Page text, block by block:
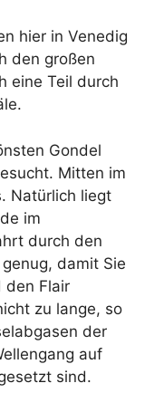
hier in Venedig
den großen
eine Teil durch
Gondel
Mitten im
Natürlich liegt
im
durch den
damit Sie
den Flair
zu lange, so
der
auf
sind.